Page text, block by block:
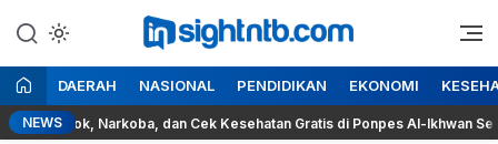
ke
konten
Insight NTB
Berita Seputar NTB
DAERAH NASIONAL PENDIDIKAN EKONOMI
NEWSNarkoba, dan Cek Kesehatan Gratis di Ponpes Al-Ikhwan Sesait